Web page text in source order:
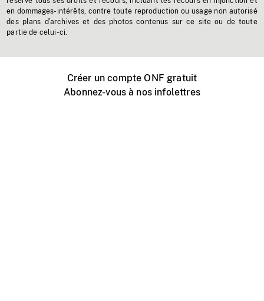
en dommages-intérêts, contre toute reproduction ou usage non autorisé
des plans d'archives et des photos contenus sur ce site ou de toute
partie de celui-ci.
Créer un compte ONF gratuit
Abonnez-vous à nos infolettres